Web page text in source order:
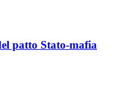
patto Stato-mafia